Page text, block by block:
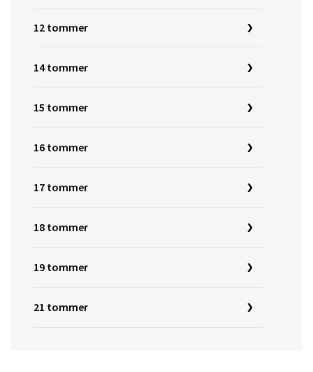
12 tommer
14 tommer
15 tommer
16 tommer
17 tommer
18 tommer
19 tommer
21 tommer